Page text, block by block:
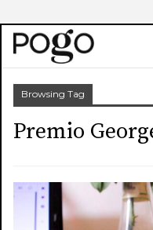
Browsing Tag
Premio